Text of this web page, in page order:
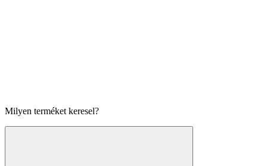
Milyen terméket keresel?